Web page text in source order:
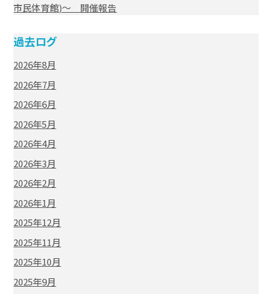
市民体育館)～ 開催報告
過去ログ
2026年8月
2026年7月
2026年6月
2026年5月
2026年4月
2026年3月
2026年2月
2026年1月
2025年12月
2025年11月
2025年10月
2025年9月